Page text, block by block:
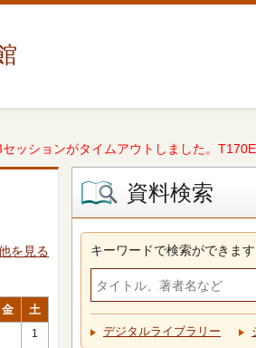
ッションがタイムアウトしました。
を見る
金 土
1
資料検索
キーワードで検索ができます
デジタルライブラリー